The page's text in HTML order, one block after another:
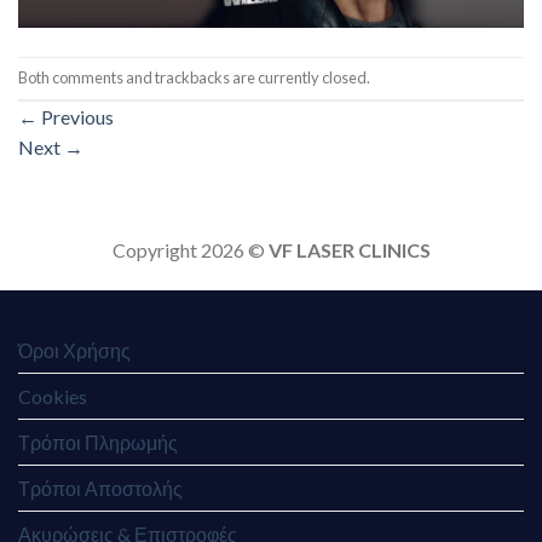
Both comments and trackbacks are currently closed.
← Previous
Next →
Copyright 2026 © VF LASER CLINICS
Όροι Χρήσης
Cookies
Τρόποι Πληρωμής
Τρόποι Αποστολής
Ακυρώσεις & Επιστροφές